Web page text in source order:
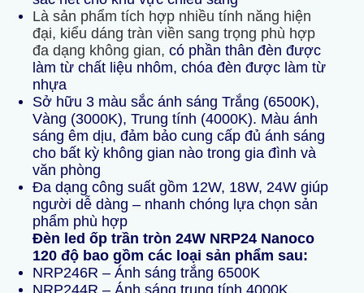
Là sản phẩm tích hợp nhiều tính năng hiện
đại, kiểu dáng tràn viền sang trọng phù hợp
đa dạng không gian, có phần thân đèn được
làm từ chất liệu nhôm, chóa đèn được làm từ
nhựa
Sở hữu 3 màu sắc ánh sáng Trắng (6500K),
Vàng (3000K), Trung tính (4000K). Màu ánh
sáng êm dịu, đảm bảo cung cấp đủ ánh sáng
cho bất kỳ không gian nào trong gia đình và
văn phòng
Đa dạng công suất gồm 12W, 18W, 24W giúp
người dễ dàng – nhanh chóng lựa chọn sản
phẩm phù hợp
Đèn led ốp trần tròn 24W NRP24 Nanoco
120 độ bao gồm các loại sản phẩm sau:
NRP246R – Ánh sáng trắng 6500K
NRP244R – Ánh sáng trung tính 4000K